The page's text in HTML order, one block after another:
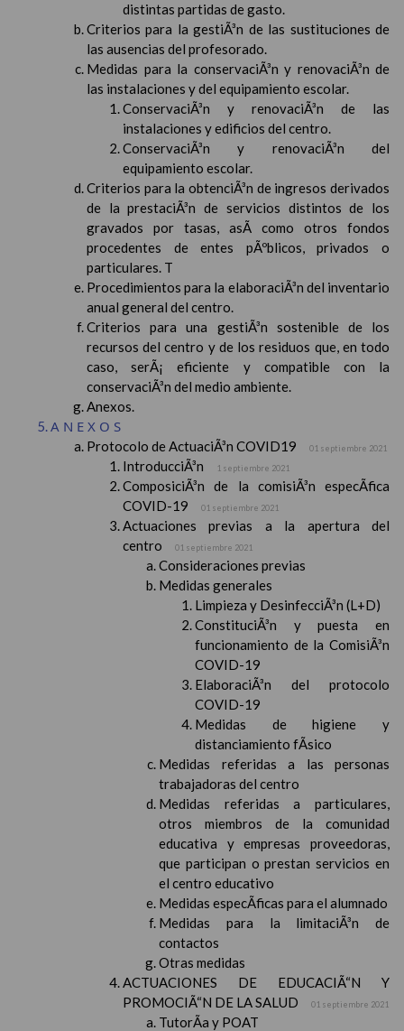
distintas partidas de gasto.
Criterios para la gestiÃ³n de las sustituciones de
las ausencias del profesorado.
Medidas para la conservaciÃ³n y renovaciÃ³n de
las instalaciones y del equipamiento escolar.
ConservaciÃ³n y renovaciÃ³n de las
instalaciones y edificios del centro.
ConservaciÃ³n y renovaciÃ³n del
equipamiento escolar.
Criterios para la obtenciÃ³n de ingresos derivados
de la prestaciÃ³n de servicios distintos de los
gravados por tasas, asÃ­ como otros fondos
procedentes de entes pÃºblicos, privados o
particulares. T
Procedimientos para la elaboraciÃ³n del inventario
anual general del centro.
Criterios para una gestiÃ³n sostenible de los
recursos del centro y de los residuos que, en todo
caso, serÃ¡ eficiente y compatible con la
conservaciÃ³n del medio ambiente.
Anexos.
ANEXOS
Protocolo de ActuaciÃ³n COVID19 01 septiembre 2021
IntroducciÃ³n 1 septiembre 2021
ComposiciÃ³n de la comisiÃ³n especÃ­fica
COVID-19
01 septiembre 2021
Actuaciones previas a la apertura del
centro
01 septiembre 2021
Consideraciones previas
Medidas generales
Limpieza y DesinfecciÃ³n (L+D)
ConstituciÃ³n y puesta en
funcionamiento de la ComisiÃ³n
COVID-19
ElaboraciÃ³n del protocolo
COVID-19
Medidas de higiene y
distanciamiento fÃ­sico
Medidas referidas a las personas
trabajadoras del centro
Medidas referidas a particulares,
otros miembros de la comunidad
educativa y empresas proveedoras,
que participan o prestan servicios en
el centro educativo
Medidas especÃ­ficas para el alumnado
Medidas para la limitaciÃ³n de
contactos
Otras medidas
ACTUACIONES DE EDUCACIÃ“N Y
PROMOCIÃ“N DE LA SALUD
01 septiembre 2021
TutorÃ­a y POAT